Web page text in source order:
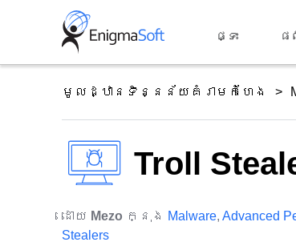
ផ្ទះ ផ
មូលដ្ឋានទិន្នន័យគំរាមកំហែង
Troll
ដោយ Mezo ក្នុង Malware, Advanced
Stealers